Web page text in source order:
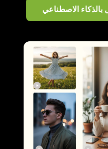
الاصطناعي